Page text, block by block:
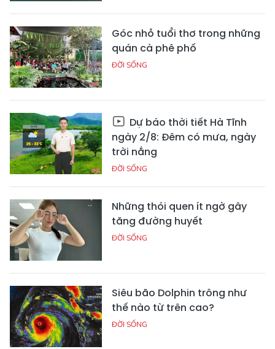
Góc nhỏ tuổi thơ trong những
quán cà phê phố
ĐỜI SỐNG
Dự báo thời tiết Hà Tĩnh
ngày 2/8: Đêm có mưa, ngày
trời nắng
ĐỜI SỐNG
Những thói quen ít ngờ gây
tăng đường huyết
ĐỜI SỐNG
Siêu bão Dolphin trông như
thế nào từ trên cao?
ĐỜI SỐNG